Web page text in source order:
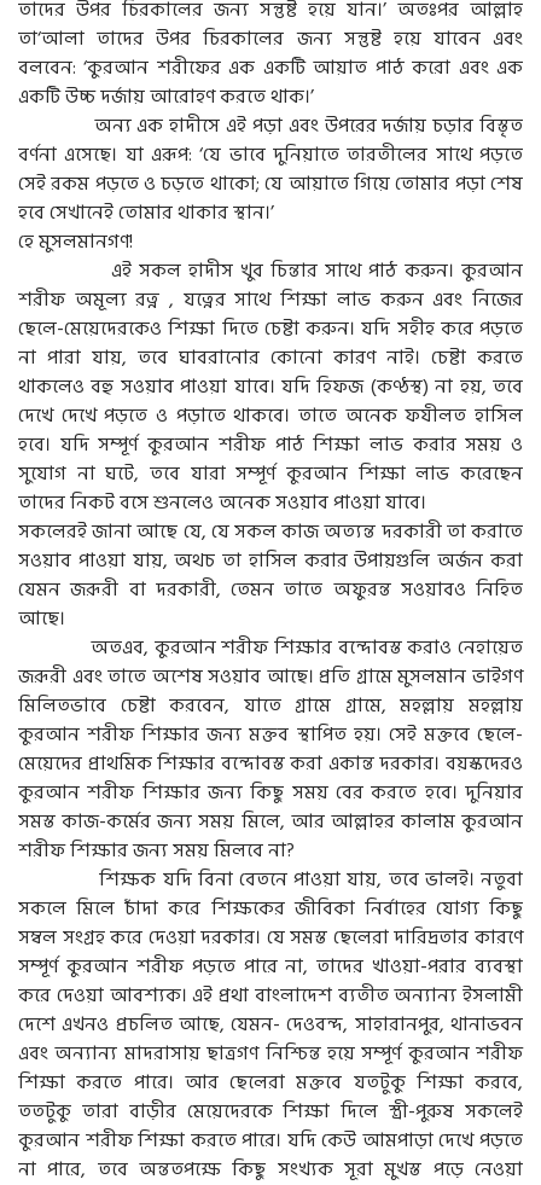
তাদের উপর চিরকালের জন্য সন্তুষ্ট হয়ে যান।’ অতঃপর আল্লাহ
তা‘আলা তাদের উপর চিরকালের জন্য সন্তুষ্ট হয়ে যাবেন এবং
বলবেন: ‘কুরআন শরীফের এক একটি আয়াত পাঠ করো এবং এক
একটি উচ্চ দর্জায় আরোহণ করতে থাক।’
অন্য এক হাদীসে এই পড়া এবং উপরের দর্জায় চড়ার বিস্তৃত
বর্ণনা এসেছে। যা এরূপ: ‘যে ভাবে দুনিয়াতে তারতীলের সাথে পড়তে
সেই রকম পড়তে ও চড়তে থাকো; যে আয়াতে গিয়ে তোমার পড়া শেষ
হবে সেখানেই তোমার থাকার স্থান।’
হে মুসলমানগণ!
এই সকল হাদীস খুব চিন্তার সাথে পাঠ করুন। কুরআন
শরীফ অমূল্য রত্ন , যত্নের সাথে শিক্ষা লাভ করুন এবং নিজের
ছেলে-মেয়েদেরকেও শিক্ষা দিতে চেষ্টা করুন। যদি সহীহ করে পড়তে
না পারা যায়, তবে ঘাবরানোর কোনো কারণ নাই। চেষ্টা করতে
থাকলেও বহু সওয়াব পাওয়া যাবে। যদি হিফজ (কণ্ঠস্থ) না হয়, তবে
দেখে দেখে পড়তে ও পড়াতে থাকবে। তাতে অনেক ফযীলত হাসিল
হবে। যদি সম্পূর্ণ কুরআন শরীফ পাঠ শিক্ষা লাভ করার সময় ও
সুযোগ না ঘটে, তবে যারা সম্পূর্ণ কুরআন শিক্ষা লাভ করেছেন
তাদের নিকট বসে শুনলেও অনেক সওয়াব পাওয়া যাবে।
সকলেরই জানা আছে যে, যে সকল কাজ অত্যন্ত দরকারী তা করাতে
সওয়াব পাওয়া যায়, অথচ তা হাসিল করার উপায়গুলি অর্জন করা
যেমন জরূরী বা দরকারী, তেমন তাতে অফুরন্ত সওয়াবও নিহিত
আছে।
অতএব, কুরআন শরীফ শিক্ষার বন্দোবস্ত করাও নেহায়েত
জরূরী এবং তাতে অশেষ সওয়াব আছে। প্রতি গ্রামে মুসলমান ভাইগণ
মিলিতভাবে চেষ্টা করবেন, যাতে গ্রামে গ্রামে, মহল্লায় মহল্লায়
কুরআন শরীফ শিক্ষার জন্য মক্তব স্থাপিত হয়। সেই মক্তবে ছেলে-
মেয়েদের প্রাথমিক শিক্ষার বন্দোবস্ত করা একান্ত দরকার। বয়স্কদেরও
কুরআন শরীফ শিক্ষার জন্য কিছু সময় বের করতে হবে। দুনিয়ার
সমস্ত কাজ-কর্মের জন্য সময় মিলে, আর আল্লাহর কালাম কুরআন
শরীফ শিক্ষার জন্য সময় মিলবে না?
শিক্ষক যদি বিনা বেতনে পাওয়া যায়, তবে ভালই। নতুবা
সকলে মিলে চাঁদা করে শিক্ষকের জীবিকা নির্বাহের যোগ্য কিছু
সম্বল সংগ্রহ করে দেওয়া দরকার। যে সমস্ত ছেলেরা দারিদ্রতার কারণে
সম্পূর্ণ কুরআন শরীফ পড়তে পারে না, তাদের খাওয়া-পরার ব্যবস্থা
করে দেওয়া আবশ্যক। এই প্রথা বাংলাদেশ ব্যতীত অন্যান্য ইসলামী
দেশে এখনও প্রচলিত আছে, যেমন- দেওবন্দ, সাহারানপুর, থানাভবন
এবং অন্যান্য মাদরাসায় ছাত্রগণ নিশ্চিন্ত হয়ে সম্পূর্ণ কুরআন শরীফ
শিক্ষা করতে পারে। আর ছেলেরা মক্তবে যতটুকু শিক্ষা করবে,
ততটুকু তারা বাড়ীর মেয়েদেরকে শিক্ষা দিলে স্ত্রী-পুরুষ সকলেই
কুরআন শরীফ শিক্ষা করতে পারে। যদি কেউ আমপাড়া দেখে পড়তে
না পারে, তবে অন্ততপক্ষে কিছু সংখ্যক সূরা মুখস্ত পড়ে নেওয়া